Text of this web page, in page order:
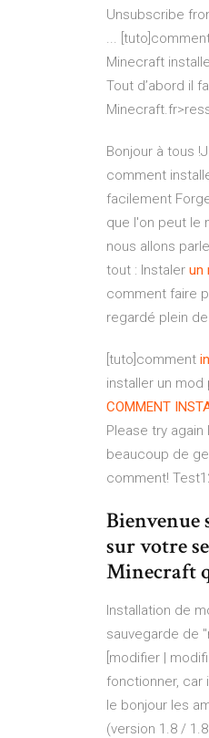
Unsubscribe
...
Minecraft
Tout d’abord il
Bonjour à tous
comment
facilement
que l'on peut le
nous allons
tout : Instaler un
comment faire
regardé plein
[tuto]comment
installer un
COMMENT
Please try again
beaucoup de
comment!
sur votre
Minecraft
Installation de
sauvegarde de
[modifier |
fonctionner, car
le bonjour les
(version 1.8 /